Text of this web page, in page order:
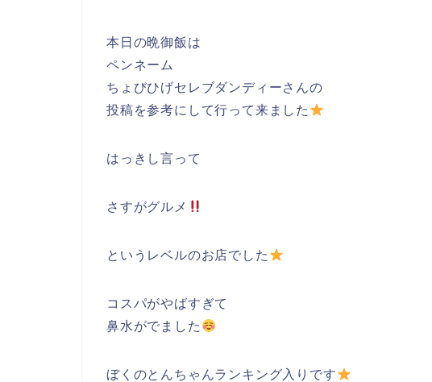
本日の晩御飯は
ペンネーム
ちょびひげセレブダンディーさんの
投稿を参考にして行って来ました
はっきし言って
さすがグルメ
というレベルのお店でした
コスパがやばすぎて
鼻水がでました
ぼくのとんちゃんランキング入りです